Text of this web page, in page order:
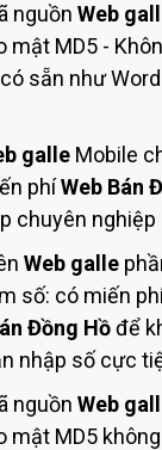
nguồn Web
mật MD5 -
có sẵn như
galle Mobile
phíWeb Bán
chuyên nghiệp
Web galle
số: có miến
Đồng Hồđể
nhập số cực
nguồn Web
mật MD5